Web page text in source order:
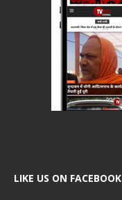
LIKE US ON FACEBOOK